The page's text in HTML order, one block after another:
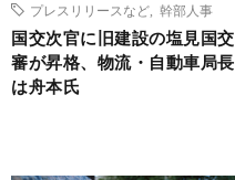
プレスリリースなど
幹部人事
国交次官に旧建設の塩見国交
審が昇格、物流・自動車局長
は舟本氏